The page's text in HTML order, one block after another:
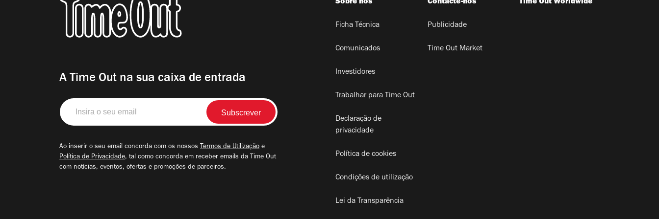
A Time Out na sua caixa de entrada
Insira
o
seu
Ao inserir o seu email concorda com os nossos Termos de Utilização e
Política de Privacidade, tal como concorda em receber emails da Time Out
com notícias, eventos, ofertas e promoções de parceiros.
Sobre nós
Ficha Técnica
Comunicados
Investidores
Trabalhar para Time Out
Declaração de
privacidade
Política de cookies
Condições de utilização
Lei da Transparência
Contacte-nos
Publicidade
Time Out Market
Time Out Worldwide